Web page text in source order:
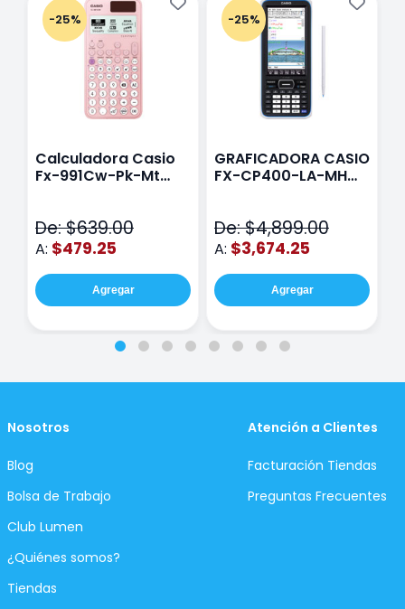
-25%
Calculadora Casio
Fx-991Cw-Pk-Mt
De: $639.00
A: $479.25
Agregar
-25%
GRAFICADORA CASIO
FX-CP400-LA-MH
De: $4,899.00
A: $3,674.25
Agregar
Nosotros
Blog
Bolsa de Trabajo
Club Lumen
¿Quiénes somos?
Tiendas
Atención a Clientes
Facturación Tiendas
Preguntas Frecuentes